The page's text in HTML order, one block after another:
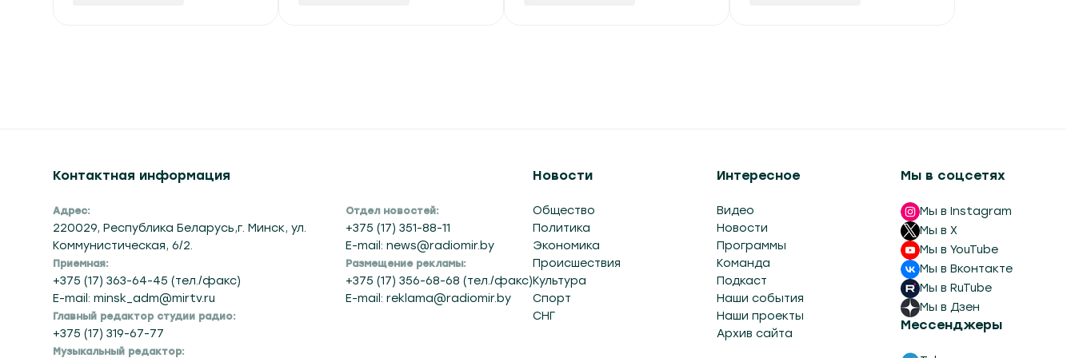
Контактная информация
Адрес:
220029, Республика Беларусь,г. Минск, ул.
Коммунистическая, 6/2.
Приемная:
+375 (17) 363-64-45 (тел./факс)
E-mail: minsk_adm@mirtv.ru
Главный редактор студии радио:
+375 (17) 319-67-77
Музыкальный редактор:
Отдел новостей:
+375 (17) 351-88-11
E-mail: news@radiomir.by
Размещение рекламы:
+375 (17) 356-68-68 (тел./факс)
E-mail: reklama@radiomir.by
Новости
Общество
Политика
Экономика
Происшествия
Культура
Спорт
СНГ
Интересное
Видео
Новости
Программы
Команда
Подкаст
Наши события
Наши проекты
Архив сайта
Мы в соцсетях
Мы в Instagram
Мы в X
Мы в YouTube
Мы в Вконтакте
Мы в RuTube
Мы в Дзен
Мессенджеры